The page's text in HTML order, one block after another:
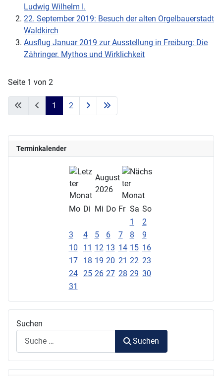
Terminkalender
August
2026
Mo Di Mi Do Fr Sa So
1
2
3
4 5 6 7 8
9
10
11 12 13 14 15 16
17
18 19 20 21 22 23
24
25 26 27 28 29 30
31
Suchen
Suchen
Ludwig Wilhelm I.
22. September 2019: Besuch der alten Orgelbauerstadt
Waldkirch
Ausflug Januar 2019 zur Ausstellung in Freiburg: Die
Zähringer. Mythos und Wirklichkeit
Seite 1 von 2
1 2